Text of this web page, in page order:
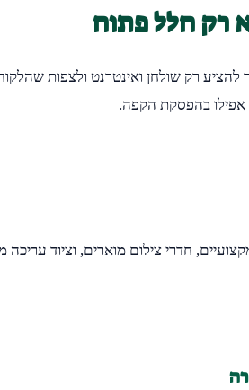
רק חלל פתוח
אפילו בהפסקת הקפה.
חדרי צילום מוארים, וציוד עריכה